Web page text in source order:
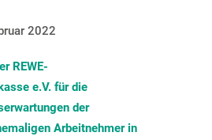
2022
REWE-
e.V. für die
der
Arbeitnehmer in